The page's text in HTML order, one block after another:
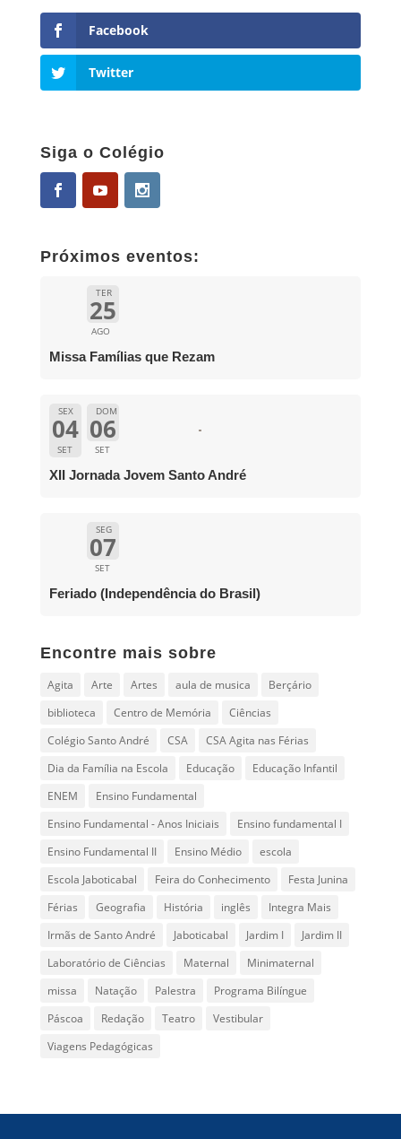
Facebook
Twitter
Siga o Colégio
Próximos eventos:
TER
25
AGO
Missa Famílias que Rezam
SEX
04
SET
DOM
06
SET
XII Jornada Jovem Santo André
SEG
07
SET
Feriado (Independência do Brasil)
Encontre mais sobre
Agita Arte Artes aula de musica
Berçário
biblioteca
Centro de Memória
Ciências
Colégio Santo André
CSA
CSA Agita nas Férias
Dia da Família na Escola
Educação
Educação Infantil
ENEM
Ensino Fundamental
Ensino Fundamental - Anos Iniciais
Ensino fundamental I
Ensino Fundamental II
Ensino Médio
escola
Escola Jaboticabal
Feira do Conhecimento
Festa Junina
Férias
Geografia História inglês
Integra Mais
Irmãs de Santo André
Jaboticabal Jardim I
Jardim II
Laboratório de Ciências
Maternal
Minimaternal
missa
Natação Palestra
Programa Bilíngue
Páscoa
Redação Teatro
Vestibular
Viagens Pedagógicas